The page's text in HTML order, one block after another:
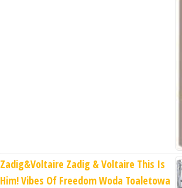
Zadig&Voltaire Zadig & Voltaire This Is
Him! Vibes Of Freedom Woda Toaletowa